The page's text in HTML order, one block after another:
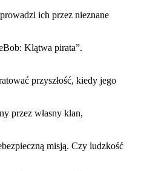
ich przez nieznane
Klątwa pirata”.
przyszłość, kiedy jego
przez własny klan,
misją. Czy ludzkość